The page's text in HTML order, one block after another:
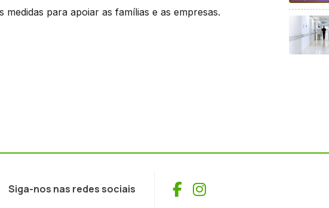
para apoiar as famílias e as empresas.
Siga-nos nas redes sociais Facebook
Instagram